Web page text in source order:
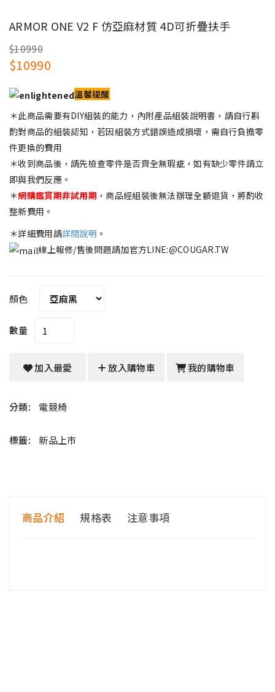
ARMOR ONE V2 F 仿亞麻材質 4D可折疊扶手
$10990
$10990
溫馨提醒
＊此商品需要有DIY組裝的能力，內附產品組裝說明書，請自行斟
酌對商品的組裝認知，若因組裝方式錯誤造成損壞，需自行負擔零
件更換的費用
＊收到商品後，請先檢查零件是否齊全無瑕疵，如有缺少零件請立
即與我們反應。
＊網購鑑賞期非試用期 ，商品經組裝後無法辦理全額退貨，將酌收
整新費用。
＊詳細費用請詳閱說明 。
線上報修/售後問題請加官方LINE:@COUGAR.TW
顏色
數量
加入最愛 放入購物車 我的購物車
分類: 電競椅
標籤: 新品上市
商品介紹 規格表 注意事項